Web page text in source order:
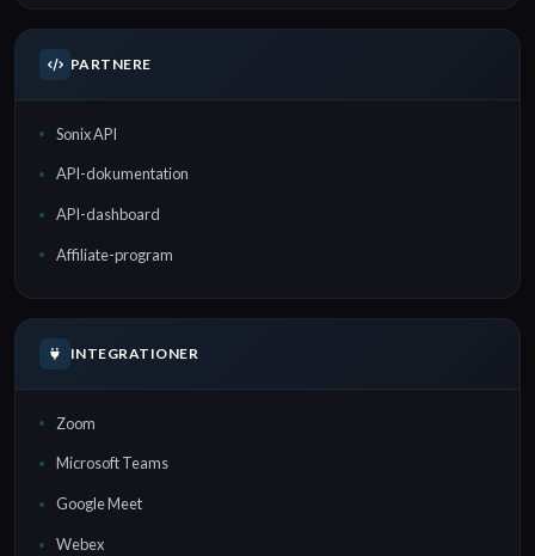
PARTNERE
Sonix API
API-dokumentation
API-dashboard
Affiliate-program
INTEGRATIONER
Zoom
Microsoft Teams
Google Meet
Webex